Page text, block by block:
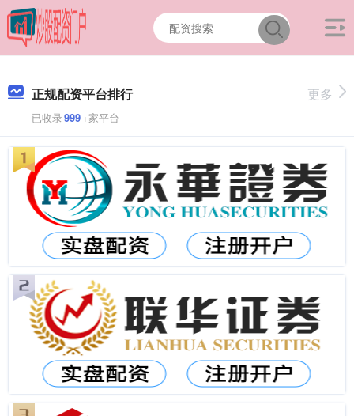
正规配资平台排行
已收录999+家平台
更多